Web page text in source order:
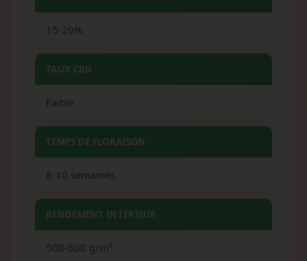
15-20%
TAUX CBD
Faible
TEMPS DE FLORAISON
8-10 semaines
RENDEMENT INTÉRIEUR
500-600 g/m²